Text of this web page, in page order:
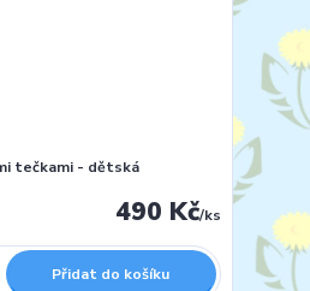
tečkami - dětská
490 Kč/ks
Přidat do košíku